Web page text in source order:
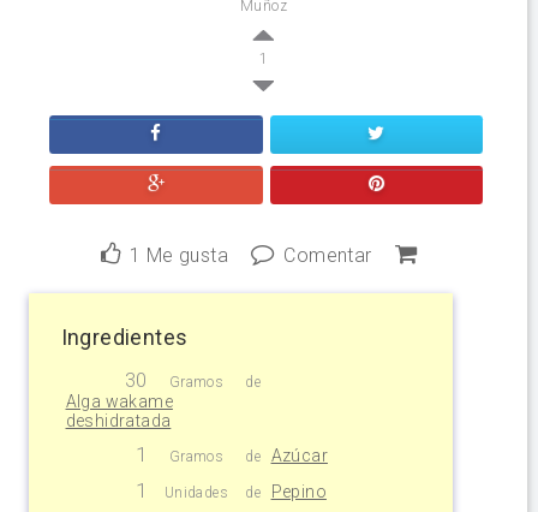
1
1 Me gusta Comentar
Ingredientes
30 Gramos de
Alga wakame
deshidratada
1 Gramos de Azúcar
1 Unidades de Pepino